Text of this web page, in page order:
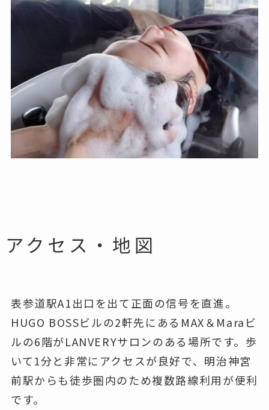
アクセス・地図
表参道駅A1出口を出て正面の信号を直進。
HUGO BOSSビルの2軒先にあるMAX＆Maraビ
ルの6階がLANVERYサロンのある場所です。歩
いて1分と非常にアクセスが良好で、明治神宮
前駅からも徒歩圏内のため複数路線利用が便利
です。